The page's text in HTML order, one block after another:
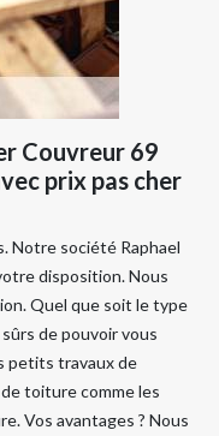
Couvreur 69
prix pas cher
Notre société Raphael
disposition. Nous
Quel que soit le type
de pouvoir vous
petits travaux de
toiture comme les
Vos avantages ? Nous